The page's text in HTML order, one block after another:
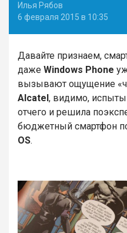
Илья Рябов
6 февраля 2015 в 10:35
Давайте признаем,
даже Windows Phone
вызывают ощущение
Alcatel, видимо,
отчего и решила
бюджетный смартфон
OS.